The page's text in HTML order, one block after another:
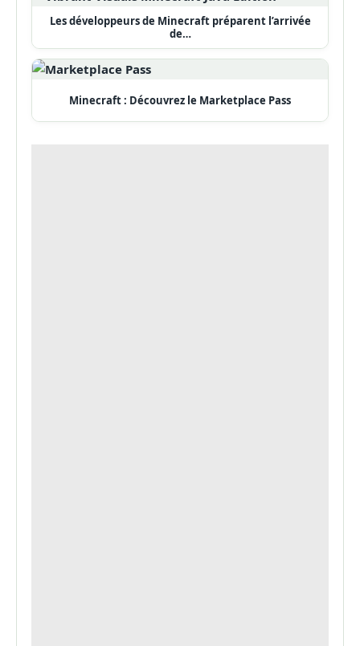
Les développeurs de Minecraft préparent l’arrivée
de…
Minecraft : Découvrez le Marketplace Pass